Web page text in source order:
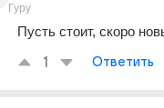
Гуру
Пусть стоит, скоро
1 Ответить